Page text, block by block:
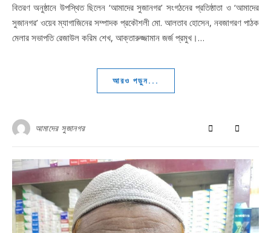
বিতরণ অনুষ্ঠানে উপস্থিত ছিলেন ‘আমাদের সুজানগর’ সংগঠনের প্রতিষ্ঠাতা ও ‘আমাদের
সুজানগর’ ওয়েব ম্যাগাজিনের সম্পাদক প্রকৌশলী মো. আলতাব হোসেন, নবজাগরণ পাঠক
মেলার সভাপতি রেজাউল করিম শেখ, আক্তারুজ্জামান জর্জ প্রমুখ।…
আরও পড়ুন...
আমাদের সুজানগর